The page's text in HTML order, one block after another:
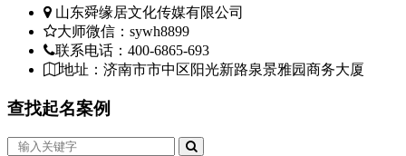
山东舜缘居文化传媒有限公司
大师微信：sywh8899
联系电话：400-6865-693
地址：济南市市中区阳光新路泉景雅园商务大厦
查找起名案例